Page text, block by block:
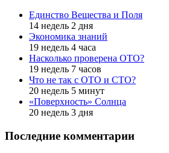
Единство Вещества и Поля
14 недель 2 дня
Экономика знаний
19 недель 4 часа
Насколько проверена ОТО?
19 недель 7 часов
Что не так с ОТО и СТО?
20 недель 5 минут
«Поверхность» Солнца
20 недель 3 дня
Последние комментарии